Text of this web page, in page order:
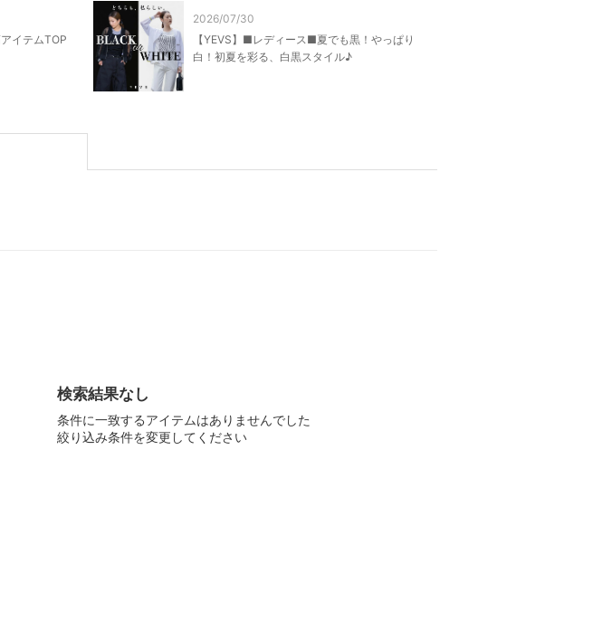
イテムTOP
2026/07/30
【YEVS】■レディース■夏でも黒！やっぱり
白！初夏を彩る、白黒スタイル♪
検索結果なし
条件に一致するアイテムはありませんでした
絞り込み条件を変更してください